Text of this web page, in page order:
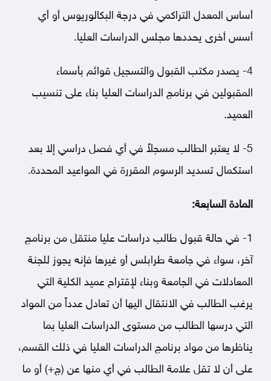
أساس المعدل التراكمي في درجة البكالوريوس أو أي
أسس أخرى يحددها مجلس الدراسات العليا.
4- يصدر مكتب القبول والتسجيل قوائم بأسماء
المقبولين في برنامج الدراسات العليا بناء على تنسيب
العميد.
5- لا يعتبر الطالب مسجلاً في أي فصل دراسي إلا بعد
استكمال تسديد الرسوم المقررة في المواعيد المحددة.
المادة السابعة:
1- في حالة قبول طالب دراسات عليا منتقل من برنامج
آخر، سواء في جامعة طرابلس أو غيرها فإنه يجوز للجنة
المعادلات في الجامعة وبناء لإقتراح عميد الكلية التي
يرغب الطالب في الانتقال اليها أن تعادل عدداً من المواد
التي درسها الطالب من مستوى الدراسات العليا بما
يناظرها من مواد برنامج الدراسات العليا في ذلك القسم،
على أن لا تقل علامة الطالب في أي منها عن (ج+) أو ما